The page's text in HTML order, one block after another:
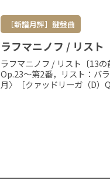
［新譜月評］鍵盤曲
ラフマニノフ / リスト
ラフマニノフ / リスト〔13
Op.23～第2番，リスト：バ
月〉［クァッドリーガ（D）